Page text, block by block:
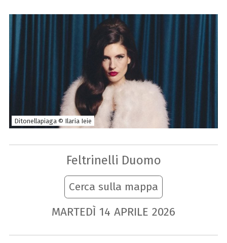
Ditonellapiaga © Ilaria Ieie
Feltrinelli Duomo
Cerca sulla mappa
MARTEDÌ 14 APRILE 2026